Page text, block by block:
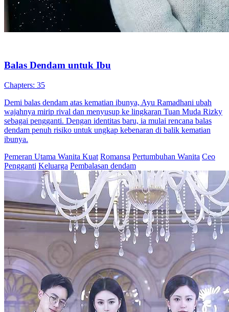
Balas Dendam Untuk Saudara Kembar
52 Episodes
Sepuluh tahun setelah berpura-pura mati, Rizky Pratama mengetahui
adiknya, Leonardo, dibunuh oleh istrinya Rara Dinata dan sepupu
Kevin Pratama. Rizky pun menyamar sebagai Leonardo yang
“bangkit dari kematian”, menyusup ke dalam keluarga Pratama.
Dengan rencana balas dendam yang cermat, ia mengungkap rahasia
Identitas TersembunyiPemeran Utama Pria
Rahasia Masa Lalu, Cinta dan Balas Dendam
80 Episodes
Demi menyembuhkan anaknya, Permata Pranoto kembali ke tanah
air dan bertemu lagi dengan Aditya, ayah dari ketiga
anaknya...Tonton Rahasia Masa Lalu, Cinta dan Balas Dendam
secara gratis di NetShort. Temukan lebih banyak drama populer.
Cinta dan Balas DendamCinta Romantis Bayi Lucu
Balas Dendam Berkedok Cinta